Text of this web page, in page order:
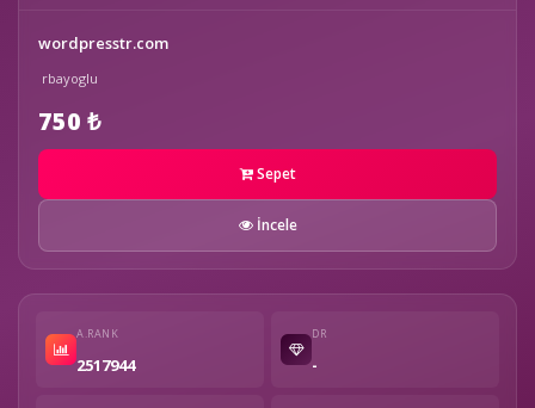
wordpresstr.com
rbayoglu
750 ₺
Sepet
İncele
A.RANK
2517944
DR
-